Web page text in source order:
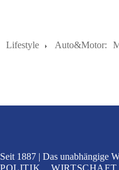
Lifestyle Auto&Motor:
Seit 1887 Das unabhängige
POLITIK
WIRTSCHAFT